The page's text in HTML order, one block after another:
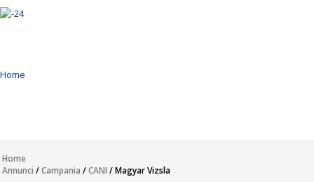
Home
Home
Annunci /Campania /CANI / Magyar Vizsla